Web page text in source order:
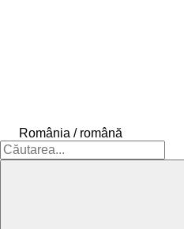
România / română